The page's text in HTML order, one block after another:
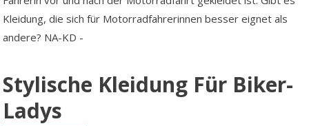
Kleidung, die sich für Motorradfahrerinnen besser eignet als
andere? NA-KD -
Stylische Kleidung Für Biker-
Ladys